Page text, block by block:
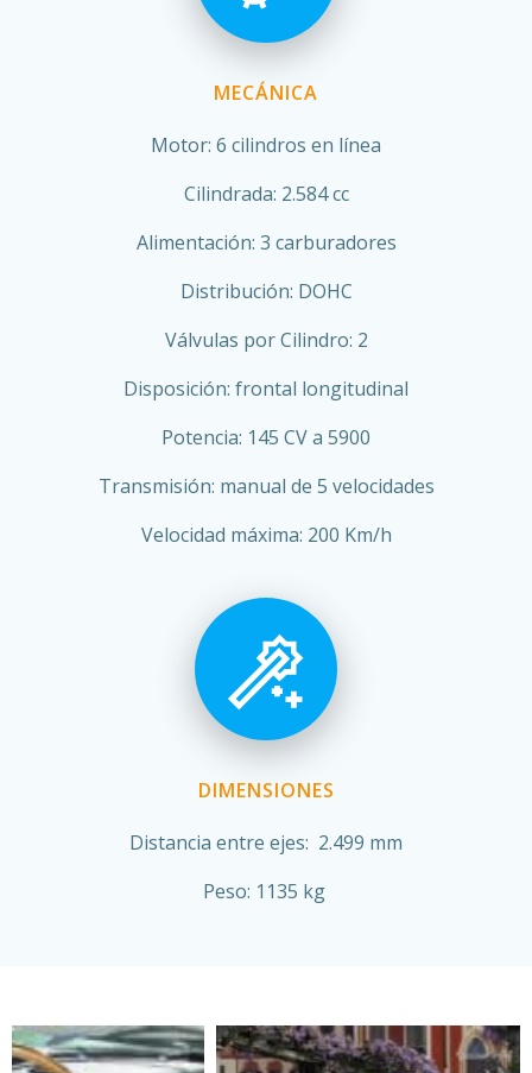
MECÁNICA
Motor: 6 cilindros en línea
Cilindrada: 2.584 cc
Alimentación: 3 carburadores
Distribución: DOHC
Válvulas por Cilindro: 2
Disposición: frontal longitudinal
Potencia: 145 CV a 5900
Transmisión: manual de 5 velocidades
Velocidad máxima: 200 Km/h
DIMENSIONES
Distancia entre ejes: 2.499 mm
Peso: 1135 kg